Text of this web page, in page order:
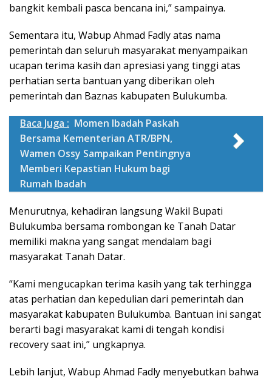
bangkit kembali pasca bencana ini,” sampainya.
Sementara itu, Wabup Ahmad Fadly atas nama
pemerintah dan seluruh masyarakat menyampaikan
ucapan terima kasih dan apresiasi yang tinggi atas
perhatian serta bantuan yang diberikan oleh
pemerintah dan Baznas kabupaten Bulukumba.
Baca Juga : Momen Ibadah Paskah
Bersama Kementerian ATR/BPN,
Wamen Ossy Sampaikan Pentingnya
Memberi Kepastian Hukum bagi
Rumah Ibadah
Menurutnya, kehadiran langsung Wakil Bupati
Bulukumba bersama rombongan ke Tanah Datar
memiliki makna yang sangat mendalam bagi
masyarakat Tanah Datar.
“Kami mengucapkan terima kasih yang tak terhingga
atas perhatian dan kepedulian dari pemerintah dan
masyarakat kabupaten Bulukumba. Bantuan ini sangat
berarti bagi masyarakat kami di tengah kondisi
recovery saat ini,” ungkapnya.
Lebih lanjut, Wabup Ahmad Fadly menyebutkan bahwa